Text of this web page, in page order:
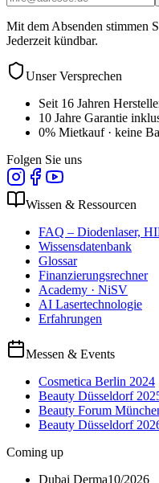
Mit dem Absenden stimmen
Jederzeit kündbar.
Unser Versprechen
Seit 16 Jahren
10 Jahre Garantie
0% Mietkauf · keine
Folgen Sie uns
Wissen & Ressourcen
FAQ – Diodenlaser,
Wissensdatenbank
Glossar
Finanzierungsrechner
Academy · NiSV
AI Lasertechnologie
Erfahrungen
Messen & Events
Cosmetica Berlin 2024
Beauty Düsseldorf
Beauty Forum
Beauty Düsseldorf
Coming up
Dubai Derma10/2026